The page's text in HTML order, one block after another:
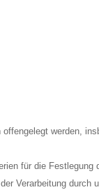
werden,
für die Festlegung
Verarbeitung durch